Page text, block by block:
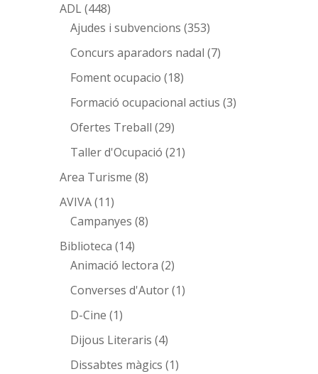
ADL(448)
Ajudes i subvencions (353)
Concurs aparadors nadal (7)
Foment ocupacio (18)
Formació ocupacional actius (3)
Ofertes Treball (29)
Taller d'Ocupació (21)
Area Turisme (8)
AVIVA(11)
Campanyes (8)
Biblioteca (14)
Animació lectora (2)
Converses d'Autor(1)
D-Cine (1)
Dijous Literaris (4)
Dissabtes màgics (1)